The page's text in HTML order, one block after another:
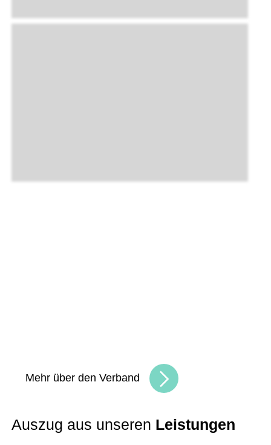
Mehr über den Verband
Auszug aus unseren Leistungen